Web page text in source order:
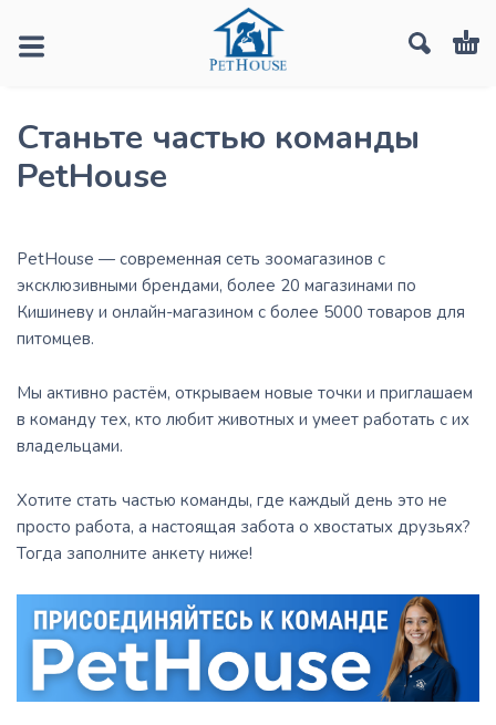
Станьте частью команды
PetHouse
PetHouse — современная сеть зоомагазинов с
эксклюзивными брендами, более 20 магазинами по
Кишиневу и онлайн-магазином с более 5000 товаров для
питомцев.
Мы активно растём, открываем новые точки и приглашаем
в команду тех, кто любит животных и умеет работать с их
владельцами.
Хотите стать частью команды, где каждый день это не
просто работа, а настоящая забота о хвостатых друзьях?
Тогда заполните анкету ниже!